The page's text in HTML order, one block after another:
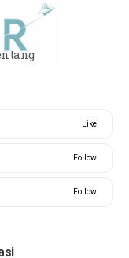
Like
Follow
Follow